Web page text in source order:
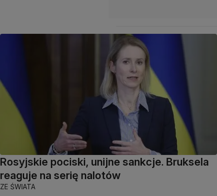
Rosyjskie pociski, unijne sankcje. Bruksela
reaguje na serię nalotów
ZE ŚWIATA